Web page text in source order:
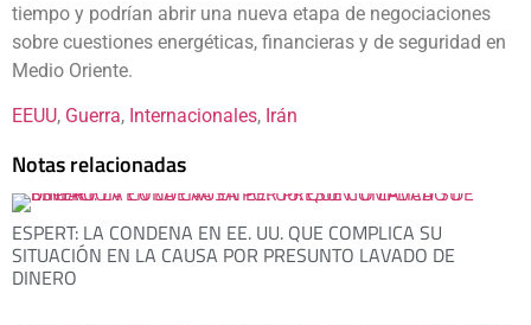
tiempo y podrían abrir una nueva etapa de negociaciones
sobre cuestiones energéticas, financieras y de seguridad en
Medio Oriente.
EEUU, Guerra, Internacionales, Irán
Notas relacionadas
ESPERT: LA CONDENA EN EE. UU. QUE COMPLICA SU
SITUACIÓN EN LA CAUSA POR PRESUNTO LAVADO DE
DINERO